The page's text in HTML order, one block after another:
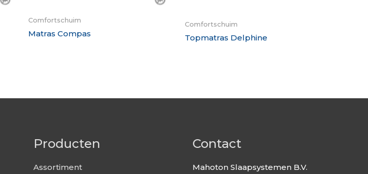
Comfortschuim
Matras Compas
Comfortschuim
Topmatras Delphine
Producten
Assortiment
Contact
Mahoton Slaapsystemen B.V.